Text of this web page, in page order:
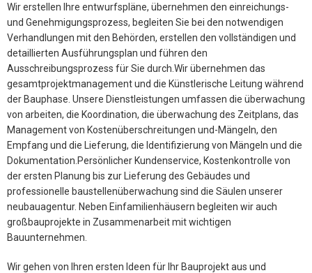
Wir erstellen Ihre entwurfspläne, übernehmen den einreichungs-
und Genehmigungsprozess, begleiten Sie bei den notwendigen
Verhandlungen mit den Behörden, erstellen den vollständigen und
detaillierten Ausführungsplan und führen den
Ausschreibungsprozess für Sie durch.Wir übernehmen das
gesamtprojektmanagement und die Künstlerische Leitung während
der Bauphase. Unsere Dienstleistungen umfassen die überwachung
von arbeiten, die Koordination, die überwachung des Zeitplans, das
Management von Kostenüberschreitungen und-Mängeln, den
Empfang und die Lieferung, die Identifizierung von Mängeln und die
Dokumentation.Persönlicher Kundenservice, Kostenkontrolle von
der ersten Planung bis zur Lieferung des Gebäudes und
professionelle baustellenüberwachung sind die Säulen unserer
neubauagentur. Neben Einfamilienhäusern begleiten wir auch
großbauprojekte in Zusammenarbeit mit wichtigen
Bauunternehmen.
Wir gehen von Ihren ersten Ideen für Ihr Bauprojekt aus und